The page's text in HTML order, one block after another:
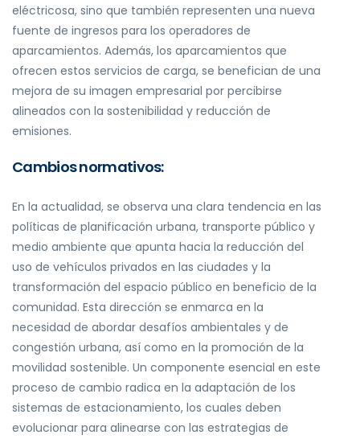
eléctricosa, sino que también representen una nueva
fuente de ingresos para los operadores de
aparcamientos. Además, los aparcamientos que
ofrecen estos servicios de carga, se benefician de una
mejora de su imagen empresarial por percibirse
alineados con la sostenibilidad y reducción de
emisiones.
Cambios normativos:
En la actualidad, se observa una clara tendencia en las
políticas de planificación urbana, transporte público y
medio ambiente que apunta hacia la reducción del
uso de vehículos privados en las ciudades y la
transformación del espacio público en beneficio de la
comunidad. Esta dirección se enmarca en la
necesidad de abordar desafíos ambientales y de
congestión urbana, así como en la promoción de la
movilidad sostenible. Un componente esencial en este
proceso de cambio radica en la adaptación de los
sistemas de estacionamiento, los cuales deben
evolucionar para alinearse con las estrategias de